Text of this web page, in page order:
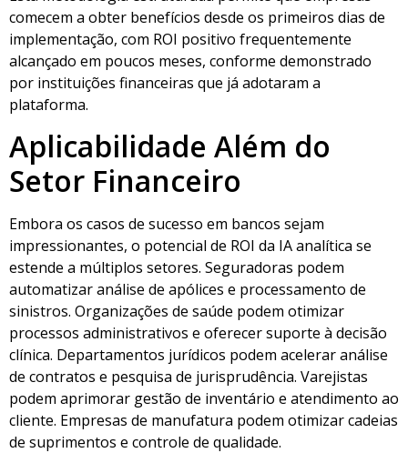
comecem a obter benefícios desde os primeiros dias de
implementação, com ROI positivo frequentemente
alcançado em poucos meses, conforme demonstrado
por instituições financeiras que já adotaram a
plataforma.
Aplicabilidade Além do
Setor Financeiro
Embora os casos de sucesso em bancos sejam
impressionantes, o potencial de ROI da IA analítica se
estende a múltiplos setores. Seguradoras podem
automatizar análise de apólices e processamento de
sinistros. Organizações de saúde podem otimizar
processos administrativos e oferecer suporte à decisão
clínica. Departamentos jurídicos podem acelerar análise
de contratos e pesquisa de jurisprudência. Varejistas
podem aprimorar gestão de inventário e atendimento ao
cliente. Empresas de manufatura podem otimizar cadeias
de suprimentos e controle de qualidade.